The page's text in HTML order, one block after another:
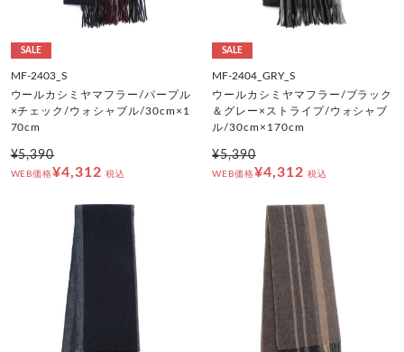
SALE
MF-2403_S
ウールカシミヤマフラー/パープル
×チェック/ウォシャブル/30cm×1
70cm
¥5,390
WEB価格¥4,312 税込
SALE
MF-2404_GRY_S
ウールカシミヤマフラー/ブラック
＆グレー×ストライプ/ウォシャブ
ル/30cm×170cm
¥5,390
WEB価格¥4,312 税込